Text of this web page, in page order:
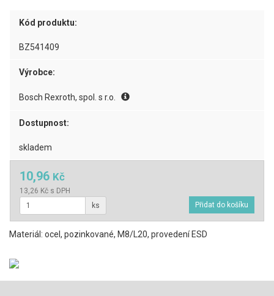
Kód produktu:
BZ541409
Výrobce:
Bosch Rexroth, spol. s r.o.
Dostupnost:
skladem
10,96 Kč
13,26 Kč s DPH
ks
Materiál: ocel, pozinkované, M8/L20, provedení ESD